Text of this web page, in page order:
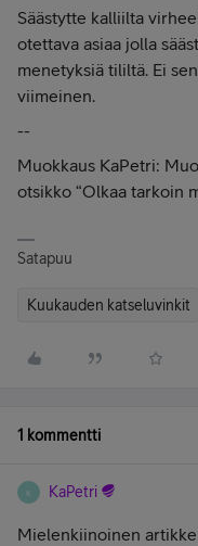
Säästytte kalliilta
otettava asiaa jolla
menetyksiä tililtä. Ei
viimeinen.
--
Muokkaus KaPetri:
otsikko “Olkaa tarkoin
Satapuu
Kuukauden katseluvinkit
1 kommentti
K KaPetri
Mielenkiinoinen